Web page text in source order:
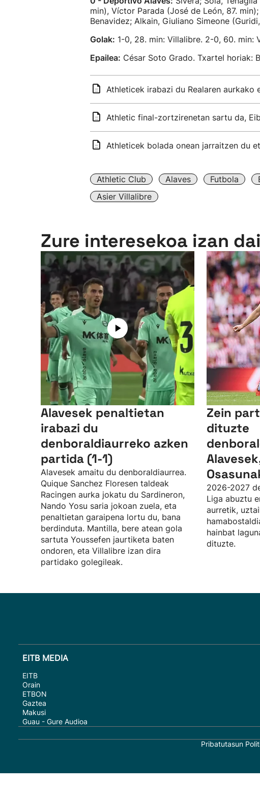
min), Víctor Parada (José de León, 87.
Benavidez; Alkain, Giuliano Simeone
Golak: 1-0, 28. min: Villalibre. 2-0, 60. min:
Epailea: César Soto Grado. Txartel horiak:
Athleticek irabazi du Realaren aurkako
Athletic final-zortzirenetan sartu da,
Athleticek bolada onean jarraitzen du
Athletic Club Alaves Futbola
Asier Villalibre
Zure interesekoa izan
Alavesek penaltietan
irabazi du
denboraldiaurreko azken
partida (1-1)
Alavesek amaitu du denboraldiaurrea.
Quique Sanchez Floresen taldeak
Racingen aurka jokatu du Sardineron,
Nando Yosu saria jokoan zuela, eta
penaltietan garaipena lortu du, bana
berdinduta. Mantilla, bere atean gola
sartuta Youssefen jaurtiketa baten
ondoren, eta Villalibre izan dira
partidako golegileak.
Zein
dituzte
2026-2027
Liga abuztu
aurretik,
hainbat
dituzte.
EITB MEDIA
EITB
Orain
ETBON
Gaztea
Makusi
Guau - Gure Audioa
Pribatutasun